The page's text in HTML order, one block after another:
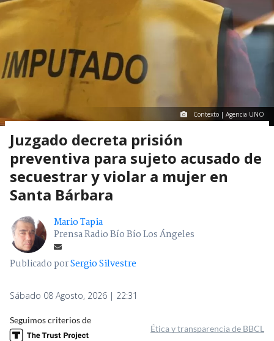
Contexto | Agencia UNO
Juzgado decreta prisión
preventiva para sujeto acusado de
secuestrar y violar a mujer en
Santa Bárbara
Mario Tapia
Prensa Radio Bío Bío Los Ángeles
Publicado porSergio Silvestre
Sábado 08 Agosto, 2026 | 22:31
Seguimos criterios de
Ética y transparencia de BBCL